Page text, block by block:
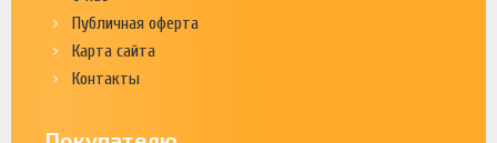
Публичная оферта
Карта сайта
Контакты